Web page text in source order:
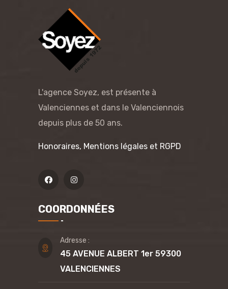
L'agence Soyez, est présente à
Valenciennes et dans le Valenciennois
depuis plus de 50 ans.
Honoraires, Mentions légales et RGPD
COORDONNÉES
Adresse :
45 AVENUE ALBERT 1er 59300
VALENCIENNES